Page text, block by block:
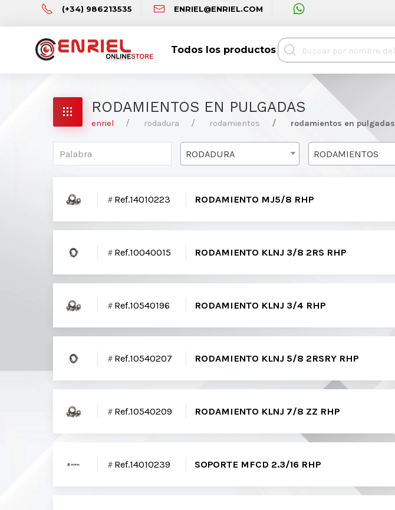
(+34) 986213535 ENRIEL@ENRIEL.COM
Todos los productos
RODAMIENTOS EN PULGADAS
enriel rodadura rodamientos rodamientos en pulgadas
RODADURA RODAMIENTOS
Ref.14010223 RODAMIENTO MJ5/8 RHP
Ref.10040015 RODAMIENTO KLNJ 3/8 2RS RHP
Ref.10540196 RODAMIENTO KLNJ 3/4 RHP
Ref.10540207 RODAMIENTO KLNJ 5/8 2RSRY RHP
Ref.10540209 RODAMIENTO KLNJ 7/8 ZZ RHP
Ref.14010239 SOPORTE MFCD 2.3/16 RHP